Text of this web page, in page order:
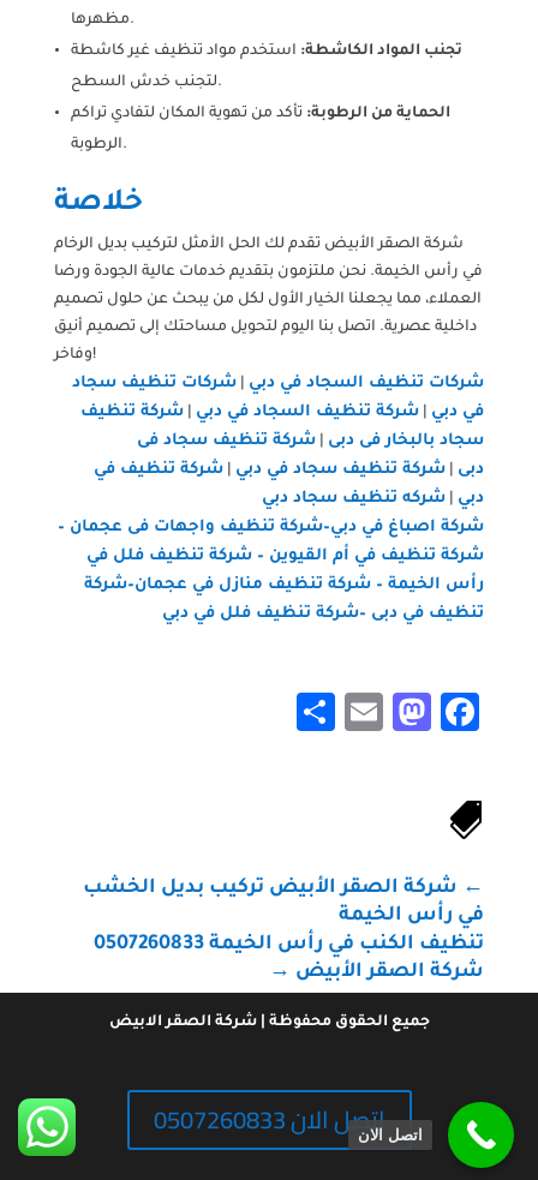
مظهرها.
تجنب المواد الكاشطة: استخدم مواد تنظيف غير كاشطة
لتجنب خدش السطح.
الحماية من الرطوبة: تأكد من تهوية المكان لتفادي تراكم
الرطوبة.
خلاصة
شركة الصقر الأبيض تقدم لك الحل الأمثل لتركيب بديل الرخام
في رأس الخيمة. نحن ملتزمون بتقديم خدمات عالية الجودة ورضا
العملاء، مما يجعلنا الخيار الأول لكل من يبحث عن حلول تصميم
داخلية عصرية. اتصل بنا اليوم لتحويل مساحتك إلى تصميم أنيق
وفاخر!
شركات تنظيف السجاد في دبي
شركات تنظيف سجاد
في دبي
شركة تنظيف السجاد في دبي
شركة تنظيف
سجاد بالبخار فى دبى
شركة تنظيف سجاد فى
دبى
شركة تنظيف سجاد في دبي
شركة تنظيف في
دبي
شركه تنظيف سجاد دبي
شركة اصباغ في دبي–شركة تنظيف واجهات فى عجمان –
شركة تنظيف في أم القيوين – شركة تنظيف فلل في
رأس الخيمة– شركة تنظيف منازل في عجمان–شركة
تنظيف في دبى –شركة تنظيف فلل في دبي
Facebook
Mastodon
Email

← شركة الصقر الأبيض تركيب بديل الخشب
في رأس الخيمة
تنظيف الكنب في رأس الخيمة 0507260833
شركة الصقر الأبيض →
جميع الحقوق محفوظة | شركة الصقر الابيض
اتصل الان 0507260833اتصل الان